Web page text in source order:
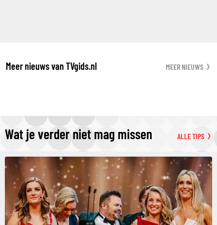
Meer nieuws van TVgids.nl MEER NIEUWS
Wat je verder niet mag missen ALLE TIPS